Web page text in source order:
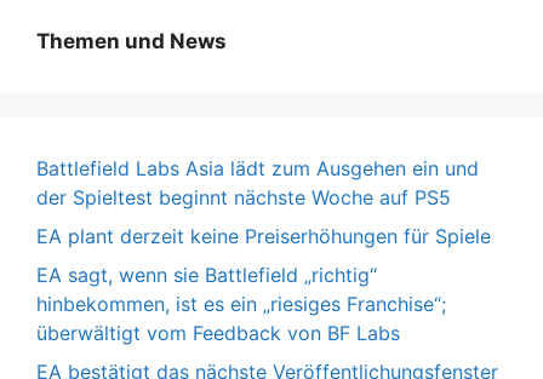
Themen und News
Battlefield Labs Asia lädt zum Ausgehen ein und
der Spieltest beginnt nächste Woche auf PS5
EA plant derzeit keine Preiserhöhungen für Spiele
EA sagt, wenn sie Battlefield „richtig“
hinbekommen, ist es ein „riesiges Franchise“;
überwältigt vom Feedback von BF Labs
EA bestätigt das nächste Veröffentlichungsfenster